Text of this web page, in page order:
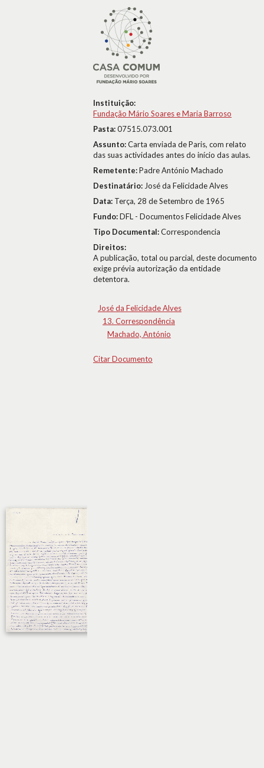
Instituição:
Fundação Mário Soares e Maria Barroso
Pasta:07515.073.001
Assunto:Carta enviada de Paris, com relato
das suas actividades antes do início das aulas.
Remetente:Padre António Machado
Destinatário: José da Felicidade Alves
Data: Terça, 28 de Setembro de 1965
Fundo:DFL - Documentos Felicidade Alves
Tipo Documental:Correspondencia
Direitos:
A publicação, total ou parcial, deste documento
exige prévia autorização da entidade
detentora.
José da Felicidade Alves
13. Correspondência
Machado, António
Citar Documento